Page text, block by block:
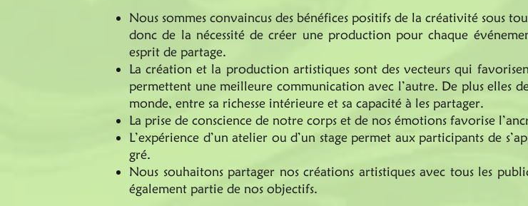
Nous sommes convaincus des bénéfices positifs de la créativité sous
donc de la nécessité de créer une production pour chaque
esprit de partage.
La création et la production artistiques sont des vecteurs qui
permettent une meilleure communication avec l’autre. De plus elles
monde, entre sa richesse intérieure et sa capacité à les partager.
La prise de conscience de notre corps et de nos émotions favorise
L’expérience d’un atelier ou d’un stage permet aux participants de
gré.
Nous souhaitons partager nos créations artistiques avec tous les
également partie de nos objectifs.